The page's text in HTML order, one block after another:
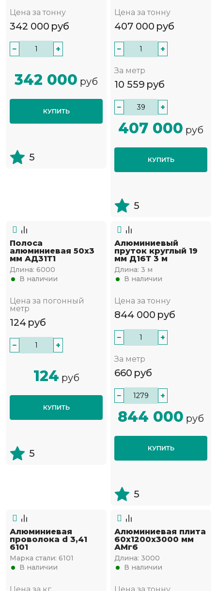
Цена за тонну
342 000 руб
− +
342 000 руб
КУПИТЬ
5
Цена за тонну
407 000 руб
− +
За метр
10 559 руб
− +
407 000 руб
КУПИТЬ
5
Полоса
алюминиевая 50х3
мм АД31Т1
Длина: 6000
В наличии
Цена за погонный
метр
124 руб
− +
124 руб
КУПИТЬ
5
Алюминиевый
пруток круглый 19
мм Д16Т 3 м
Длина: 3 м
В наличии
Цена за тонну
844 000 руб
− +
За метр
660 руб
− +
844 000 руб
КУПИТЬ
5
Алюминиевая
проволока d 3,41
6101
Марка стали: 6101
В наличии
Алюминиевая плита
60x1200x3000 мм
АМг6
Длина: 3000
В наличии